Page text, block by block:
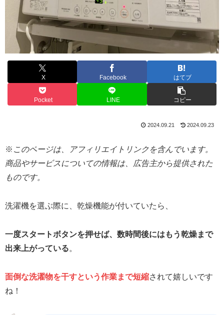
X Facebook はてブ
Pocket LINE コピー
2024.09.21 2024.09.23
※ このページは、アフィリエイトリンクを含んでいます。
商品やサービスについての情報は、広告主から提供された
ものです。
洗濯機を選ぶ際に、乾燥機能が付いていたら、
一度スタートボタンを押せば、数時間後にはもう乾燥まで
出来上がっている。
面倒な洗濯物を干すという作業まで短縮されて嬉しいです
ね！